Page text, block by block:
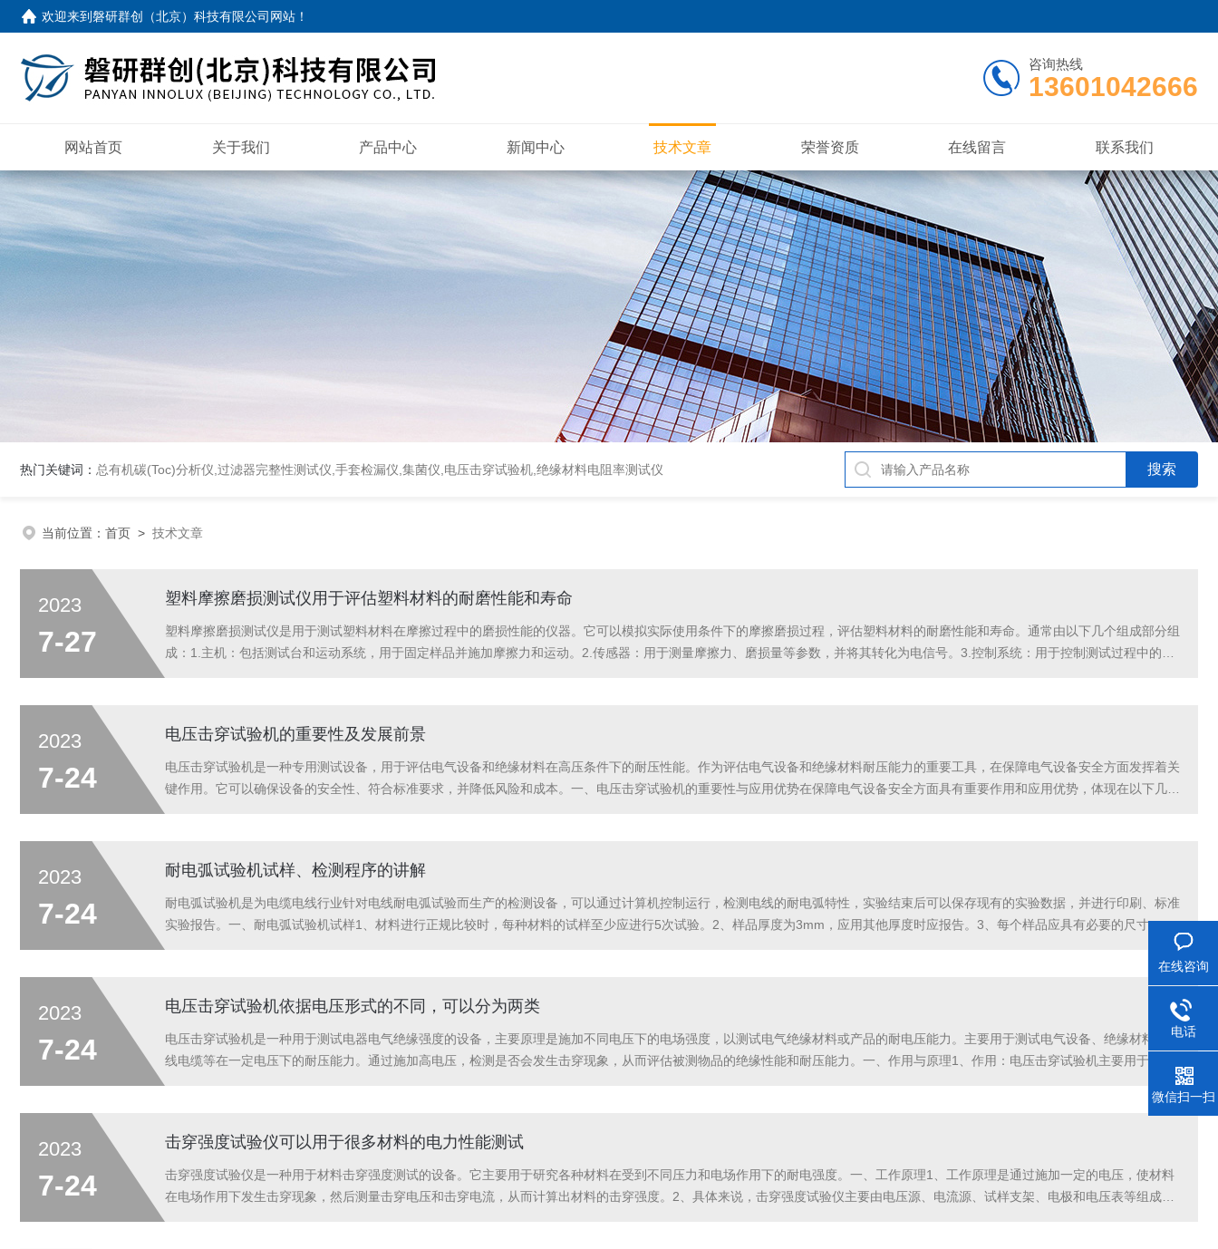
欢迎来到磐研群创（北京）科技有限公司网站 ！
咨询热线
13601042666
网站首页 关于我们 产品中心 新闻中心 技术文章 荣誉资质 在线留言 联系我们
热门关键词： 总有机碳(Toc)分析仪 过滤器完整性测试仪 手套检漏仪 集菌仪 电压击穿试验机 绝缘材料电阻率测试仪
当前位置： 首页 > 技术文章
2023
7-27
塑料摩擦磨损测试仪用于评估塑料材料的耐磨性能和寿命
塑料摩擦磨损测试仪是用于测试塑料材料在摩擦过程中的磨损性能的仪器。它可以模拟实际使用条件下的摩擦磨损过程，评估塑料材料的耐磨性能和寿命。通常由以下几个组成部分组
成：1.主机：包括测试台和运动系统，用于固定样品并施加摩擦力和运动。2.传感器：用于测量摩擦力、磨损量等参数，并将其转化为电信号。3.控制系统：用于控制测试过程中的载
2023
7-24
电压击穿试验机的重要性及发展前景
电压击穿试验机是一种专用测试设备，用于评估电气设备和绝缘材料在高压条件下的耐压性能。作为评估电气设备和绝缘材料耐压能力的重要工具，在保障电气设备安全方面发挥着关
键作用。它可以确保设备的安全性、符合标准要求，并降低风险和成本。一、电压击穿试验机的重要性与应用优势在保障电气设备安全方面具有重要作用和应用优势，体现在以下几个
2023
7-24
耐电弧试验机试样、检测程序的讲解
耐电弧试验机是为电缆电线行业针对电线耐电弧试验而生产的检测设备，可以通过计算机控制运行，检测电线的耐电弧特性，实验结束后可以保存现有的实验数据，并进行印刷、标准
实验报告。一、耐电弧试验机试样1、材料进行正规比较时，每种材料的试样至少应进行5次试验。2、样品厚度为3mm，应用其他厚度时应报告。3、每个样品应具有必要的尺寸，试
2023
7-24
电压击穿试验机依据电压形式的不同，可以分为两类
电压击穿试验机是一种用于测试电器电气绝缘强度的设备，主要原理是施加不同电压下的电场强度，以测试电气绝缘材料或产品的耐电压能力。主要用于测试电气设备、绝缘材料、电
线电缆等在一定电压下的耐压能力。通过施加高电压，检测是否会发生击穿现象，从而评估被测物品的绝缘性能和耐压能力。一、作用与原理1、作用：电压击穿试验机主要用于测试
电气设备、绝缘材料、电线电缆等在一定电压下的耐压能力。通过施加高电压，检测是否会发生击穿现象，从而评估被测物品的绝缘性能和耐压能力。2、工作原理如下：（1）试验...
2023
7-24
击穿强度试验仪可以用于很多材料的电力性能测试
击穿强度试验仪是一种用于材料击穿强度测试的设备。它主要用于研究各种材料在受到不同压力和电场作用下的耐电强度。一、工作原理1、工作原理是通过施加一定的电压，使材料
在电场作用下发生击穿现象，然后测量击穿电压和击穿电流，从而计算出材料的击穿强度。2、具体来说，击穿强度试验仪主要由电压源、电流源、试样支架、电极和电压表等组成。
在线咨询
电话
微信扫一扫